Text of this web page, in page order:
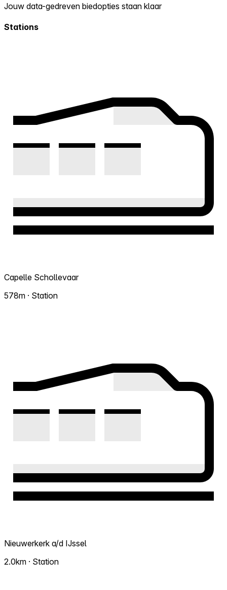
Jouw data-gedreven biedopties staan klaar
Stations
Capelle Schollevaar
578m · Station
Nieuwerkerk a/d IJssel
2.0km · Station